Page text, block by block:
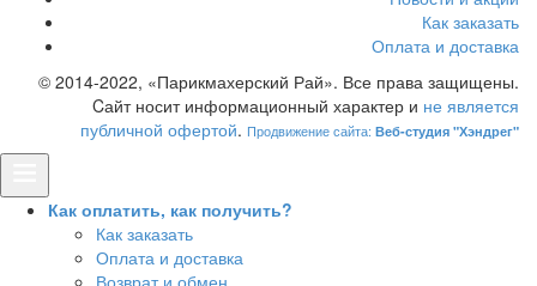
Как заказать
Оплата и доставка
© 2014-2022, «Парикмахерский Рай». Все права защищены.
Cайт носит информационный характер и не является
публичной офертой. Продвижение сайта: Веб-студия "Хэндрег"
Как оплатить, как получить?
Как заказать
Оплата и доставка